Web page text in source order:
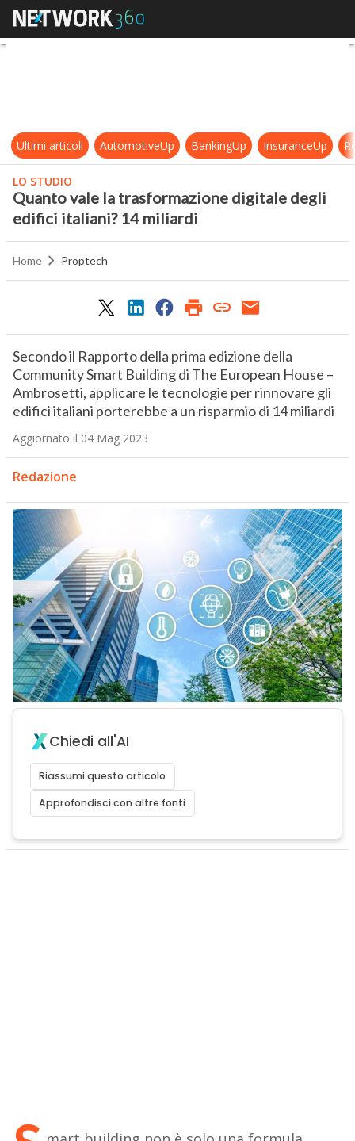
Quanto vale la trasformazione
Ultimi articoli AutomotiveUp BankingUp InsuranceUp
LO STUDIO
Quanto vale la trasformazione digitale degli
edifici italiani? 14 miliardi
Home Proptech
Secondo il Rapporto della prima edizione della
Community Smart Building di The European House –
Ambrosetti, applicare le tecnologie per rinnovare gli
edifici italiani porterebbe a un risparmio di 14 miliardi
Aggiornato il 04 Mag 2023
Redazione
Chiedi all'AI
Riassumi questo articolo
Approfondisci con altre fonti